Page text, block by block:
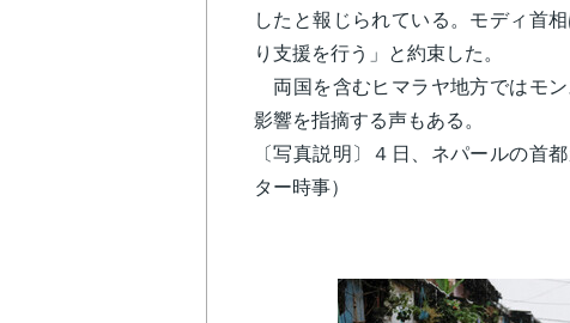
したと報じられている。モディ首
り支援を行う」と約束した。
両国を含むヒマラヤ地方ではモ
影響を指摘する声もある。
〔写真説明〕４日、ネパールの首
ター時事）